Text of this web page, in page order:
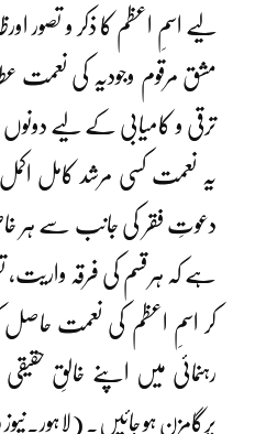
لیے اسمِ اعظم کا ذکر و تصور
مشق مرقوم وجودیہ کی نعمت
ترقی و کامیابی کے لیے دونوں
یہ نعمت کسی مرشد کامل
دعوتِ فقر کی جانب سے ہر
ہے کہ ہر قسم کی فرقہ واریت،
کر اسمِ اعظم کی نعمت حاصل
رہنمائی میں اپنے خالقِ
پرگامزن ہو جائیں۔ (لاہور۔نیوز